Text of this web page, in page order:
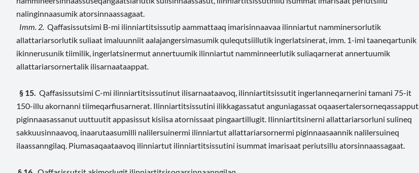
nalinginnaasumik atorsinnaassagaat.
Imm. 2. Qaffasissutsimi B-mi ilinniartitsissutip aammattaaq imarisinnaavaa ilinniartut namminersorlutik
allattariarsorlutik suliaat imaluunniit aalajangersimasumik qulequtsiillutik ingerlatsinerat, imm. 1-imi taaneqartunik
ikinnerusunik tiimilik, ingerlatsinermut annertuumik ilinniartut namminneerlutik suliaqarnerat annertuumik
allattariarsornertalik ilisarnaataappat.
§ 15. Qaffasissutsimi C-mi ilinniartitsissutinut ilisarnaataavoq, ilinniartitsissutit ingerlanneqarnerini tamani 75-it
150-illu akornanni tiimeqarfiusarnerat. Ilinniartitsissutini ilikkagassatut anguniagassat oqaasertalersorneqassapput,
piginnaasassanut uuttuutit appasissut kisiisa atornissaat pingaartillugit. Ilinniartitsinerni allattariarsorluni sulineq
sakkuusinnaavoq, inaarutaasumilli nalilersuinermi ilinniartut allattariarsornermi piginnaasaannik nalilersuineq
ilaassanngilaq. Piumasaqaataavoq ilinniartut ilinniartitsissutini isummat imarisaat periutsillu atorsinnaassagaat.